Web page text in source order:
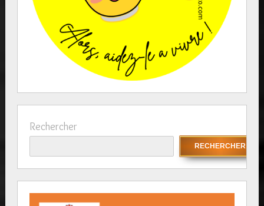
Rechercher
RECHERCHER